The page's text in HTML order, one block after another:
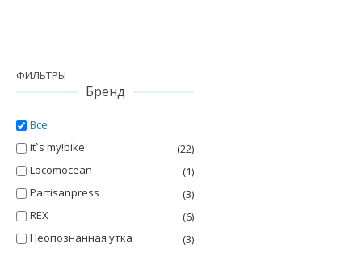
ФИЛЬТРЫ
Бренд
Все
it`s my!bike
(22)
Locomocean
(1)
Partisanpress
(3)
REX
(6)
Неопознанная утка
(3)